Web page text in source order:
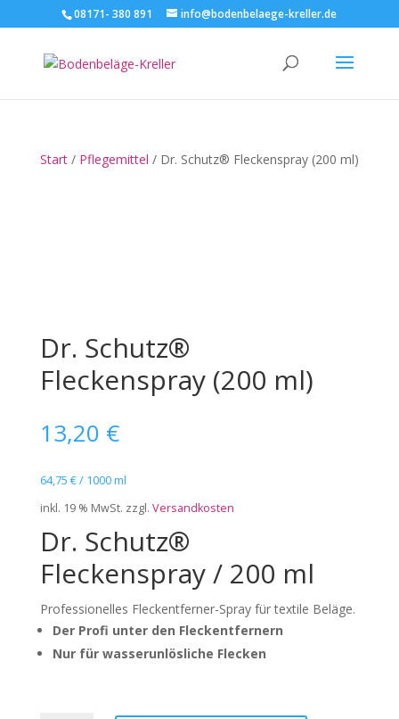
08171- 380 891 info@bodenbelaege-kreller.de
Start/ Pflegemittel / Dr. Schutz® Fleckenspray (200 ml)
Dr. Schutz®
Fleckenspray (200 ml)
13,20 €
64,75 €/ 1000ml
inkl. 19 % MwSt. zzgl. Versandkosten
Dr. Schutz®
Fleckenspray / 200 ml
Professionelles Fleckentferner-Spray für textile Beläge.
Der Profi unter den Fleckentfernern
Nur für wasserunlösliche Flecken